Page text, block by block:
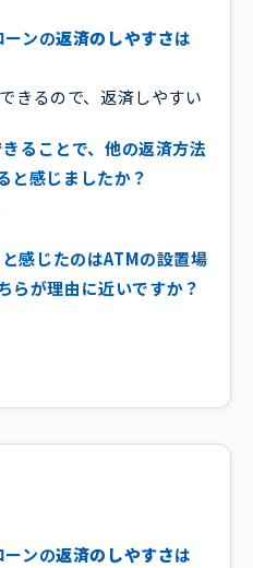
ーンの返済のしやすさは
きるので、返済しやすい
ることで、他の返済方法
と感じましたか？
感じたのはATMの設置場
らが理由に近いですか？
ーンの返済のしやすさは